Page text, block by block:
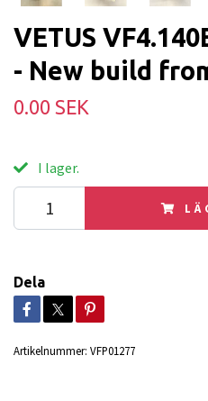
VETUS
- New build
0.00 SEK
I lager.
Dela
Artikelnummer: VFP01277